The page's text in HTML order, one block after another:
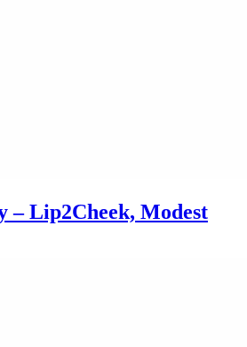
– Lip2Cheek, Modest